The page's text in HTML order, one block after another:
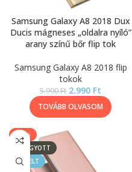
Samsung Galaxy A8 2018 Dux
Ducis mágneses „oldalra nyíló”
arany színű bőr flip tok
Samsung Galaxy A8 2018 flip
tokok
5.990Ft 2.990 Ft
TOVÁBB OLVASOM
-50%
ELFOGYOTT
KIEMELT